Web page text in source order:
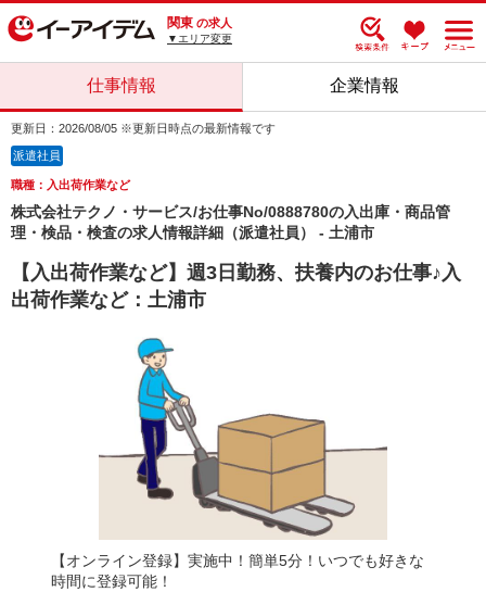
関東 の求人
▼エリア変更
仕事情報 企業情報
更新日：2026/08/05 ※更新日時点の最新情報です
派遣社員
職種：入出荷作業など
株式会社テクノ・サービス/お仕事No/0888780の入出庫・商品管
理・検品・検査の求人情報詳細（派遣社員） - 土浦市
【入出荷作業など】週3日勤務、扶養内のお仕事♪入
出荷作業など：土浦市
【オンライン登録】実施中！簡単5分！いつでも好きな
時間に登録可能！